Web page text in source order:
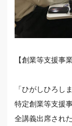
【創業等支援事業
「ひがしひろし
特定創業等支援
全講義出席され